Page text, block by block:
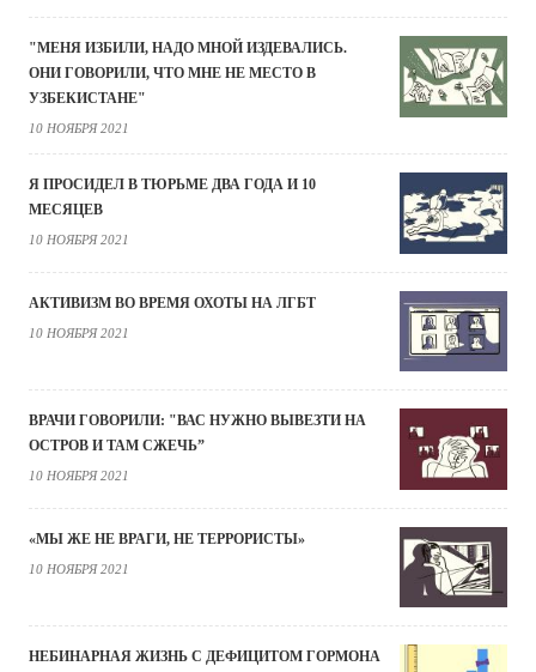
"МЕНЯ ИЗБИЛИ, НАДО МНОЙ ИЗДЕВАЛИСЬ.
ОНИ ГОВОРИЛИ, ЧТО МНЕ НЕ МЕСТО В
УЗБЕКИСТАНЕ"
10 НОЯБРЯ 2021
Я ПРОСИДЕЛ В ТЮРЬМЕ ДВА ГОДА И 10
МЕСЯЦЕВ
10 НОЯБРЯ 2021
АКТИВИЗМ ВО ВРЕМЯ ОХОТЫ НА ЛГБТ
10 НОЯБРЯ 2021
ВРАЧИ ГОВОРИЛИ: "ВАС НУЖНО ВЫВЕЗТИ НА
ОСТРОВ И ТАМ СЖЕЧЬ”
10 НОЯБРЯ 2021
«МЫ ЖЕ НЕ ВРАГИ, НЕ ТЕРРОРИСТЫ»
10 НОЯБРЯ 2021
НЕБИНАРНАЯ ЖИЗНЬ С ДЕФИЦИТОМ ГОРМОНА